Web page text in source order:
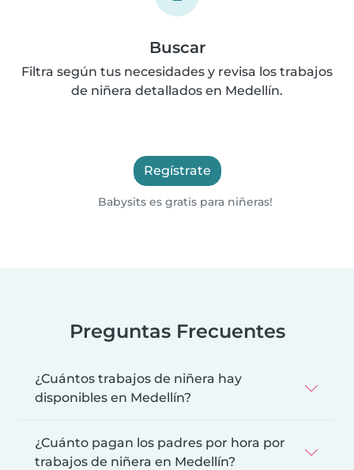
Buscar
Filtra según tus necesidades y revisa los trabajos
de niñera detallados en Medellín.
Regístrate
Babysits es gratis para niñeras!
Preguntas Frecuentes
¿Cuántos trabajos de niñera hay
disponibles en Medellín?
¿Cuánto pagan los padres por hora por
trabajos de niñera en Medellín?